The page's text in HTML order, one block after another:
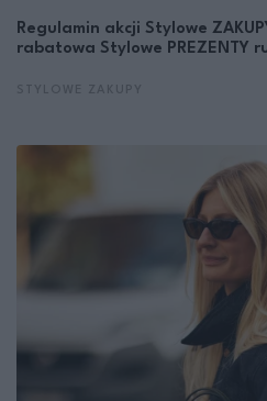
Regulamin akcji Stylowe
rabatowa Stylowe PREZENTY